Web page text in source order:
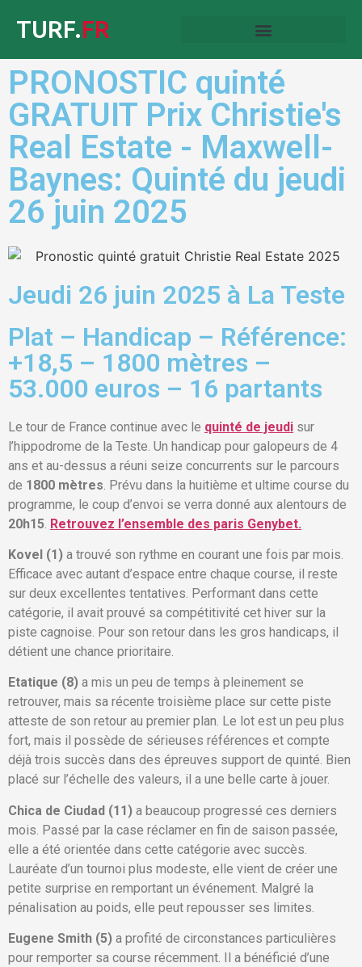
TURF.FR
PRONOSTIC quinté
GRATUIT Prix Christie's
Real Estate - Maxwell-
Baynes: Quinté du jeudi
26 juin 2025
Jeudi 26 juin 2025 à La Teste
Plat – Handicap – Référence:
+18,5 – 1800 mètres –
53.000 euros – 16 partants
Le tour de France continue avec le quinté de jeudi sur
l’hippodrome de la Teste. Un handicap pour galopeurs de 4
ans et au-dessus a réuni seize concurrents sur le parcours
de 1800 mètres . Prévu dans la huitième et ultime course du
programme, le coup d’envoi se verra donné aux alentours de
20h15 Retrouvez l’ensemble des paris Genybet.
Kovel (1) a trouvé son rythme en courant une fois par mois.
Efficace avec autant d’espace entre chaque course, il reste
sur deux excellentes tentatives. Performant dans cette
catégorie, il avait prouvé sa compétitivité cet hiver sur la
piste cagnoise. Pour son retour dans les gros handicaps, il
détient une chance prioritaire.
Etatique (8) a mis un peu de temps à pleinement se
retrouver, mais sa récente troisième place sur cette piste
atteste de son retour au premier plan. Le lot est un peu plus
fort, mais il possède de sérieuses références et compte
déjà trois succès dans des épreuves support de quinté. Bien
placé sur l’échelle des valeurs, il a une belle carte à jouer.
Chica de Ciudad (11) a beaucoup progressé ces derniers
mois. Passé par la case réclamer en fin de saison passée,
elle a été orientée dans cette catégorie avec succès.
Lauréate d’un tournoi plus modeste, elle vient de créer une
petite surprise en remportant un événement. Malgré la
pénalisation au poids, elle peut repousser ses limites.
Eugene Smith (5) a profité de circonstances particulières
pour remporter sa course récemment. Il a bénéficié d’une